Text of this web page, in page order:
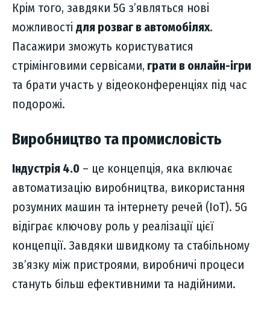
Крім того, завдяки 5G з’являться нові
можливості для розваг в автомобілях.
Пасажири зможуть користуватися
стрімінговими сервісами, грати в онлайн-ігри
та брати участь у відеоконференціях під час
подорожі.
Виробництво та промисловість
Індустрія 4.0 – це концепція, яка включає
автоматизацію виробництва, використання
розумних машин та інтернету речей (IoT). 5G
відіграє ключову роль у реалізації цієї
концепції. Завдяки швидкому та стабільному
зв’язку між пристроями, виробничі процеси
стануть більш ефективними та надійними.